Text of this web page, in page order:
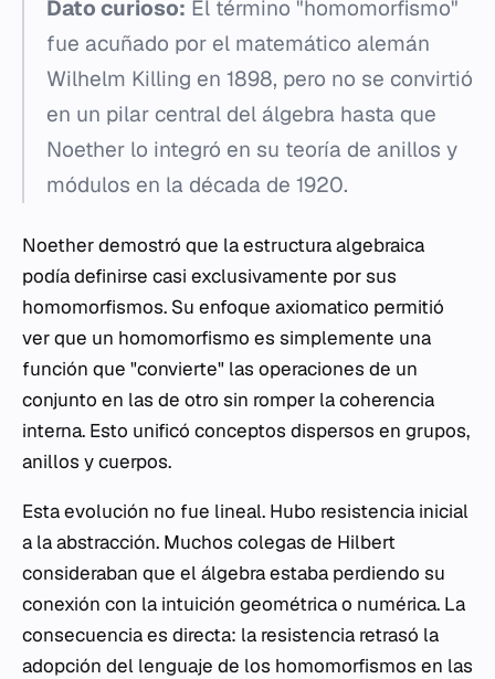
Dato curioso: El término "homomorfismo"
fue acuñado por el matemático alemán
Wilhelm Killing en 1898, pero no se convirtió
en un pilar central del álgebra hasta que
Noether lo integró en su teoría de anillos y
módulos en la década de 1920.
Noether demostró que la estructura algebraica
podía definirse casi exclusivamente por sus
homomorfismos. Su enfoque axiomatico permitió
ver que un homomorfismo es simplemente una
función que "convierte" las operaciones de un
conjunto en las de otro sin romper la coherencia
interna. Esto unificó conceptos dispersos en grupos,
anillos y cuerpos.
Esta evolución no fue lineal. Hubo resistencia inicial
a la abstracción. Muchos colegas de Hilbert
consideraban que el álgebra estaba perdiendo su
conexión con la intuición geométrica o numérica. La
consecuencia es directa: la resistencia retrasó la
adopción del lenguaje de los homomorfismos en las